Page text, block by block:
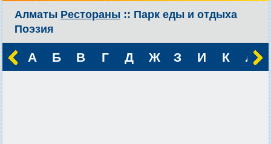
Алматы Рестораны :: Парк еды и отдыха
Поэзия
А Б В Г Д Ж З И К Л